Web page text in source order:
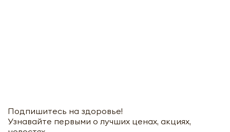
Подпишитесь на здоровье!
Узнавайте первыми о лучших ценах, акциях,